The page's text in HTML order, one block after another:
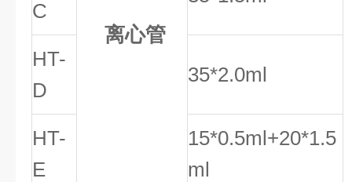
离心管
C
HT-
D
35*2.0ml
HT-
E
15*0.5ml+20*1.5
ml